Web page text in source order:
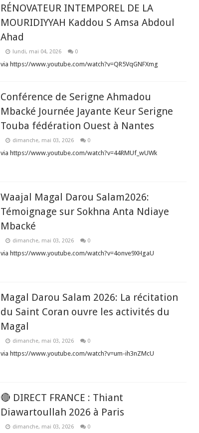
RÉNOVATEUR INTEMPOREL DE LA
MOURIDIYYAH Kaddou S Amsa Abdoul
Ahad
lundi, mai 04, 2026 0
via https://www.youtube.com/watch?v=QR5VqGNFXmg
Conférence de Serigne Ahmadou
Mbacké Journée Jayante Keur Serigne
Touba fédération Ouest à Nantes
dimanche, mai 03, 2026 0
via https://www.youtube.com/watch?v=44RMUf_wUWk
Waajal Magal Darou Salam2026:
Témoignage sur Sokhna Anta Ndiaye
Mbacké
dimanche, mai 03, 2026 0
via https://www.youtube.com/watch?v=4onve9XHgaU
Magal Darou Salam 2026: La récitation
du Saint Coran ouvre les activités du
Magal
dimanche, mai 03, 2026 0
via https://www.youtube.com/watch?v=um-ih3nZMcU
🔴 DIRECT FRANCE : Thiant
Diawartoullah 2026 à Paris
dimanche, mai 03, 2026 0